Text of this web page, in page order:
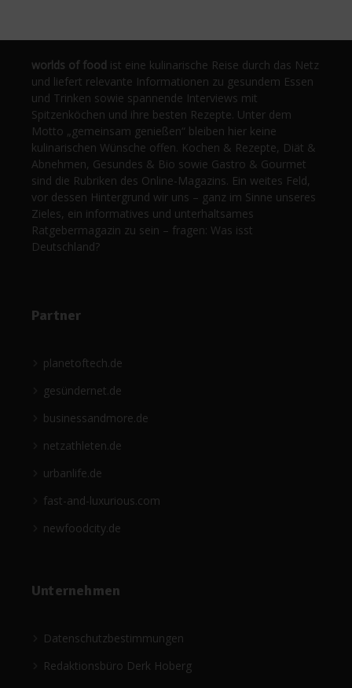
worlds of food ist eine kulinarische Reise durch das Netz
und liefert relevante Informationen zu gesundem Essen
und Trinken sowie spannende Interviews mit
Spitzenköchen und ihre besten Rezepte. Unter dem
Motto „gemeinsam genießen“ bleiben hier keine
kulinarischen Wünsche offen. Kochen & Rezepte, Diät &
Abnehmen, Gesundes & Bio sowie Gastro & Gourmet
sind die Rubriken des Online-Magazins. Ein weites Feld,
vor dessen Hintergrund wir uns – ganz im Sinne unseres
Zieles, ein informatives und unterhaltsames
Ratgebermagazin zu sein – fragen: Was isst
Deutschland?
Partner
planetoftech.de
gesündernet.de
businessandmore.de
netzathleten.de
urbanlife.de
fast-and-luxurious.com
newfoodcity.de
Unternehmen
Datenschutzbestimmungen
Redaktionsbüro Derk Hoberg